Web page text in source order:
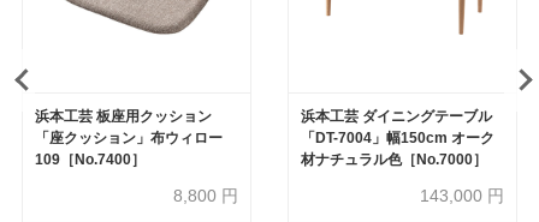
浜本工芸 板座用クッション
「座クッション」布ウィロー
109［No.7400］
8,800 円
浜本工芸 ダイニングテーブル
「DT-7004」幅150cm オーク
材ナチュラル色［No.7000］
143,000 円